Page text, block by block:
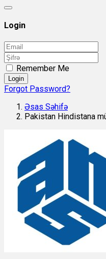
Login
Remember Me
Login
Forgot Password?
Əsas Səhifə
Pakistan Hindistana